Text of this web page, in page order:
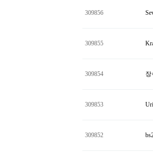
309856
309855
309854
309853
309852